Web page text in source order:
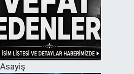
Asayiş